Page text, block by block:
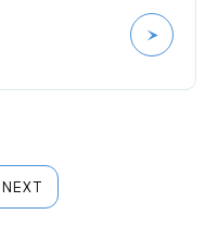
NEXT